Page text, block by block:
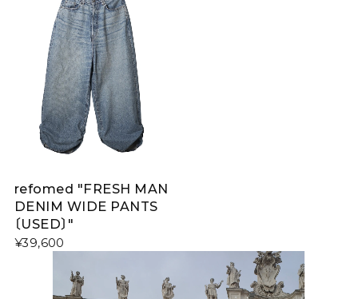
refomed "FRESH MAN
DENIM WIDE PANTS
〔USED〕"
¥39,600